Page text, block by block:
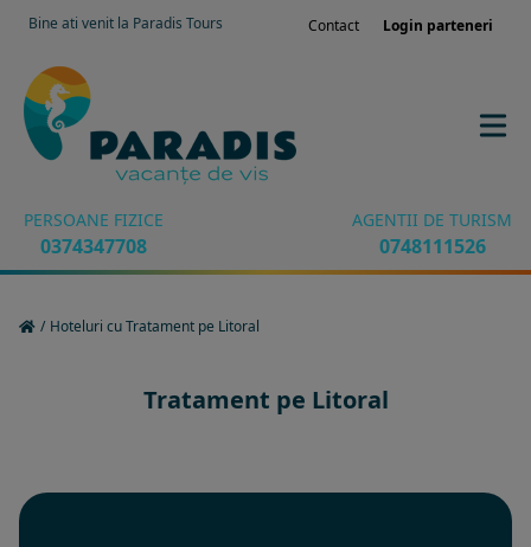
Bine ati venit la Paradis Tours Contact Login parteneri
PERSOANE FIZICE
0374347708
AGENTII DE TURISM
0748111526
/ Hoteluri cu Tratament pe Litoral
Tratament pe Litoral